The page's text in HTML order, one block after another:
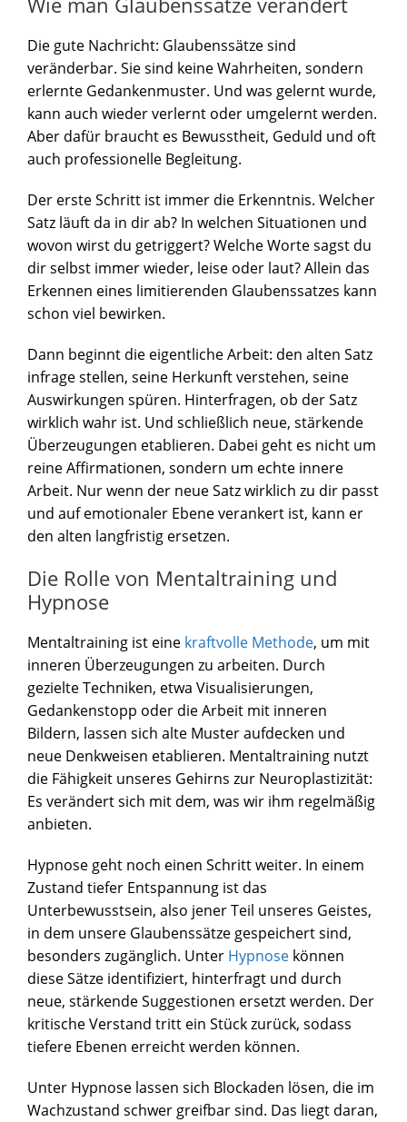
Die gute Nachricht: Glaubenssätze sind
veränderbar. Sie sind keine Wahrheiten, sondern
erlernte Gedankenmuster. Und was gelernt wurde,
kann auch wieder verlernt oder umgelernt werden.
Aber dafür braucht es Bewusstheit, Geduld und oft
auch professionelle Begleitung.
Der erste Schritt ist immer die Erkenntnis. Welcher
Satz läuft da in dir ab? In welchen Situationen und
wovon wirst du getriggert? Welche Worte sagst du
dir selbst immer wieder, leise oder laut? Allein das
Erkennen eines limitierenden Glaubenssatzes kann
schon viel bewirken.
Dann beginnt die eigentliche Arbeit: den alten Satz
infrage stellen, seine Herkunft verstehen, seine
Auswirkungen spüren. Hinterfragen, ob der Satz
wirklich wahr ist. Und schließlich neue, stärkende
Überzeugungen etablieren. Dabei geht es nicht um
reine Affirmationen, sondern um echte innere
Arbeit. Nur wenn der neue Satz wirklich zu dir passt
und auf emotionaler Ebene verankert ist, kann er
den alten langfristig ersetzen.
Die Rolle von Mentaltraining und
Hypnose
Mentaltraining ist eine kraftvolle Methode, um mit
inneren Überzeugungen zu arbeiten. Durch
gezielte Techniken, etwa Visualisierungen,
Gedankenstopp oder die Arbeit mit inneren
Bildern, lassen sich alte Muster aufdecken und
neue Denkweisen etablieren. Mentaltraining nutzt
die Fähigkeit unseres Gehirns zur Neuroplastizität:
Es verändert sich mit dem, was wir ihm regelmäßig
anbieten.
Hypnose geht noch einen Schritt weiter. In einem
Zustand tiefer Entspannung ist das
Unterbewusstsein, also jener Teil unseres Geistes,
in dem unsere Glaubenssätze gespeichert sind,
besonders zugänglich. Unter Hypnose können
diese Sätze identifiziert, hinterfragt und durch
neue, stärkende Suggestionen ersetzt werden. Der
kritische Verstand tritt ein Stück zurück, sodass
tiefere Ebenen erreicht werden können.
Unter Hypnose lassen sich Blockaden lösen, die im
Wachzustand schwer greifbar sind. Das liegt daran,